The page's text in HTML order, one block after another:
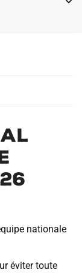
nationale
éviter toute